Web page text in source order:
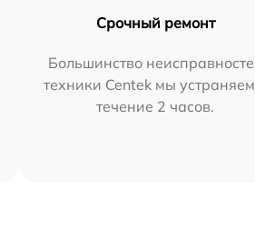
Срочный ремонт
Большинство
техники Centek мы
течение 2 часов.